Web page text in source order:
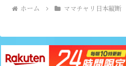
ホーム ママチャリ日本縦断